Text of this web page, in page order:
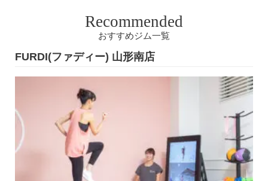
Recommended
おすすめジム一覧
FURDI(ファディー) 山形南店